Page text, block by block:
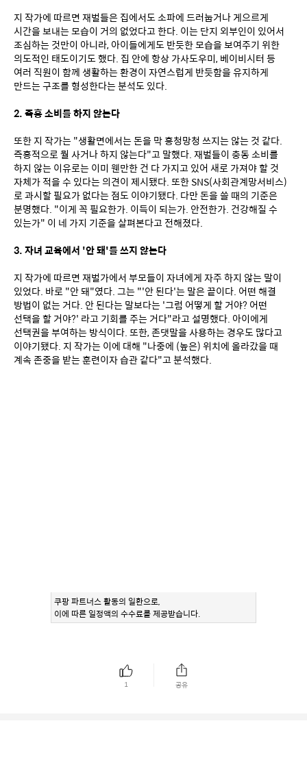
지 작가에 따르면 재벌들은 집에서도 소파에 드러눕거나 게으르게
시간을 보내는 모습이 거의 없었다고 한다. 이는 단지 외부인이 있어서
조심하는 것만이 아니라, 아이들에게도 반듯한 모습을 보여주기 위한
의도적인 태도이기도 했다. 집 안에 항상 가사도우미, 베이비시터 등
여러 직원이 함께 생활하는 환경이 자연스럽게 반듯함을 유지하게
만드는 구조를 형성한다는 분석도 있다.
2. 즉흥 소비를 하지 않는다
또한 지 작가는 "생활면에서는 돈을 막 흥청망청 쓰지는 않는 것 같다.
즉흥적으로 뭘 사거나 하지 않는다"고 말했다. 재벌들이 충동 소비를
하지 않는 이유로는 이미 웬만한 건 다 가지고 있어 새로 가져야 할 것
자체가 적을 수 있다는 의견이 제시됐다. 또한 SNS(사회관계망서비스)
로 과시할 필요가 없다는 점도 이야기됐다. 다만 돈을 쓸 때의 기준은
분명했다. "이게 꼭 필요한가. 이득이 되는가. 안전한가. 건강해질 수
있는가" 이 네 가지 기준을 살펴본다고 전해졌다.
3. 자녀 교육에서 '안 돼'를 쓰지 않는다
지 작가에 따르면 재벌가에서 부모들이 자녀에게 자주 하지 않는 말이
있었다. 바로 "안 돼"였다. 그는 "'안 된다'는 말은 끝이다. 어떤 해결
방법이 없는 거다. 안 된다는 말보다는 '그럼 어떻게 할 거야? 어떤
선택을 할 거야?' 라고 기회를 주는 거다"라고 설명했다. 아이에게
선택권을 부여하는 방식이다. 또한, 존댓말을 사용하는 경우도 많다고
이야기됐다. 지 작가는 이에 대해 "나중에 (높은) 위치에 올라갔을 때
계속 존중을 받는 훈련이자 습관 같다"고 분석했다.
쿠팡 파트너스 활동의 일환으로,
이에 따른 일정액의 수수료를 제공받습니다.
1 공유